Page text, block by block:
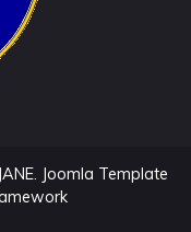
Joomla Template